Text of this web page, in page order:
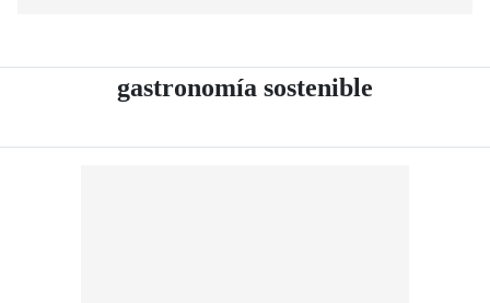
gastronomía sostenible